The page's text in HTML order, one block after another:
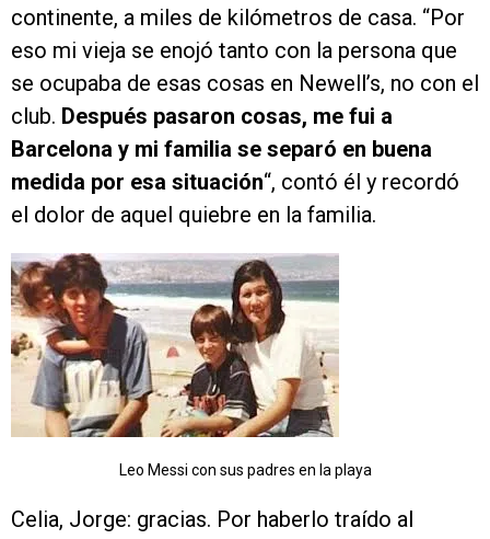
continente, a miles de kilómetros de casa. “Por
eso mi vieja se enojó tanto con la persona que
se ocupaba de esas cosas en Newell’s, no con el
club. Después pasaron cosas, me fui a
Barcelona y mi familia se separó en buena
medida por esa situación“, contó él y recordó
el dolor de aquel quiebre en la familia.
Leo Messi con sus padres en la playa
Celia, Jorge: gracias. Por haberlo traído al